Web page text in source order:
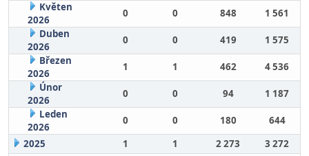
Květen
2026
0 0 848
1 561
Duben
2026
0 0 419
1 575
Březen
2026
1 1 462
4 536
Únor
2026
0 0 94
1 187
Leden
2026
0 0 180
644
2025
1 1 2 273
3 272